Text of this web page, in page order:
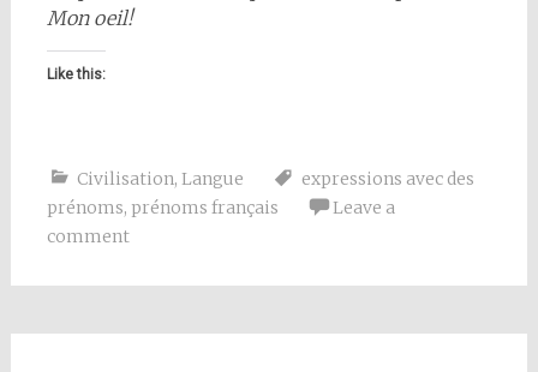
Mon oeil!
Like this:
Civilisation, Langue
expressions avec des
prénoms, prénoms français
Leave a
comment